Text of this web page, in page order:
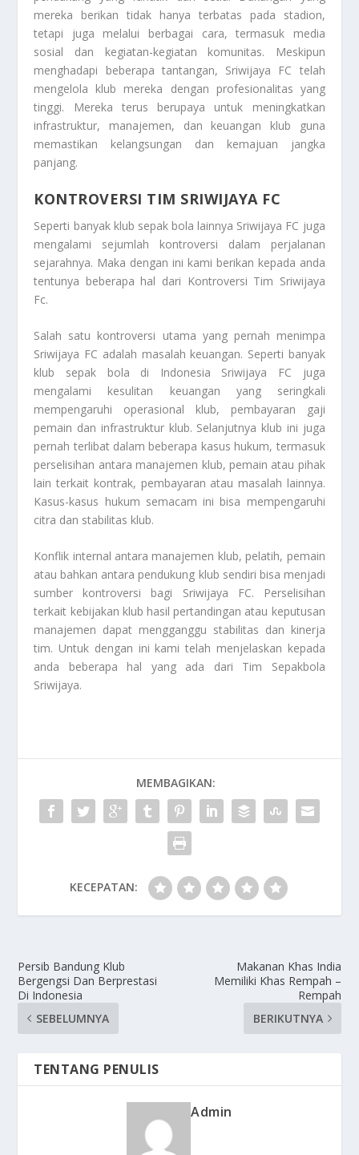
mereka berikan tidak hanya terbatas pada stadion,
tetapi juga melalui berbagai cara, termasuk media
sosial dan kegiatan-kegiatan komunitas. Meskipun
menghadapi beberapa tantangan, Sriwijaya FC telah
mengelola klub mereka dengan profesionalitas yang
tinggi. Mereka terus berupaya untuk meningkatkan
infrastruktur, manajemen, dan keuangan klub guna
memastikan kelangsungan dan kemajuan jangka
panjang.
KONTROVERSI TIM SRIWIJAYA FC
Seperti banyak klub sepak bola lainnya Sriwijaya FC juga
mengalami sejumlah kontroversi dalam perjalanan
sejarahnya. Maka dengan ini kami berikan kepada anda
tentunya beberapa hal dari Kontroversi Tim Sriwijaya
Fc.
Salah satu kontroversi utama yang pernah menimpa
Sriwijaya FC adalah masalah keuangan. Seperti banyak
klub sepak bola di Indonesia Sriwijaya FC juga
mengalami kesulitan keuangan yang seringkali
mempengaruhi operasional klub, pembayaran gaji
pemain dan infrastruktur klub. Selanjutnya klub ini juga
pernah terlibat dalam beberapa kasus hukum, termasuk
perselisihan antara manajemen klub, pemain atau pihak
lain terkait kontrak, pembayaran atau masalah lainnya.
Kasus-kasus hukum semacam ini bisa mempengaruhi
citra dan stabilitas klub.
Konflik internal antara manajemen klub, pelatih, pemain
atau bahkan antara pendukung klub sendiri bisa menjadi
sumber kontroversi bagi Sriwijaya FC. Perselisihan
terkait kebijakan klub hasil pertandingan atau keputusan
manajemen dapat mengganggu stabilitas dan kinerja
tim. Untuk dengan ini kami telah menjelaskan kepada
anda beberapa hal yang ada dari Tim Sepakbola
Sriwijaya.
MEMBAGIKAN:
KECEPATAN:
Persib Bandung Klub
Bergengsi Dan Berprestasi
Di Indonesia
SEBELUMNYA
Makanan Khas India
Memiliki Khas Rempah –
Rempah
BERIKUTNYA
TENTANG PENULIS
Admin